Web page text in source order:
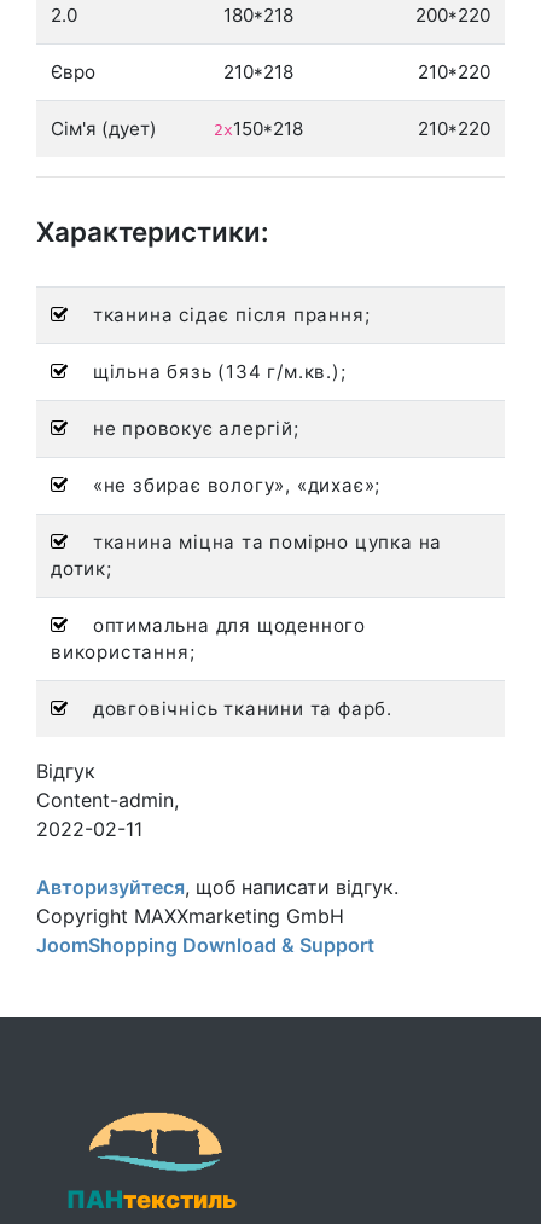
2.0 180*218 200*220
Євро 210*218 210*220
Сім'я (дует) 2х150*218 210*220
Характеристики:
тканина сідає після прання;
щільна бязь (134 г/м.кв.);
не провокує алергій;
«не збирає вологу», «дихає»;
тканина міцна та помірно цупка на
дотик;
оптимальна для щоденного
використання;
довговічнісь тканини та фарб.
Відгук
Content-admin,
2022-02-11
Авторизуйтеся, щоб написати відгук.
Copyright MAXXmarketing GmbH
JoomShopping Download & Support
ПАНтекстиль